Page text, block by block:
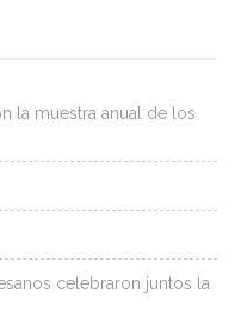
la muestra anual de los
celebraron juntos la